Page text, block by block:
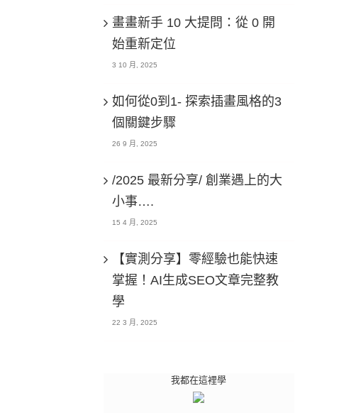
畫畫新手 10 大提問：從 0 開
始重新定位
3 10 月, 2025
如何從0到1- 探索插畫風格的3
個關鍵步驟
26 9 月, 2025
/2025 最新分享/ 創業遇上的大
小事….
15 4 月, 2025
【實測分享】零經驗也能快速
掌握！AI生成SEO文章完整教
學
22 3 月, 2025
我都在這裡學